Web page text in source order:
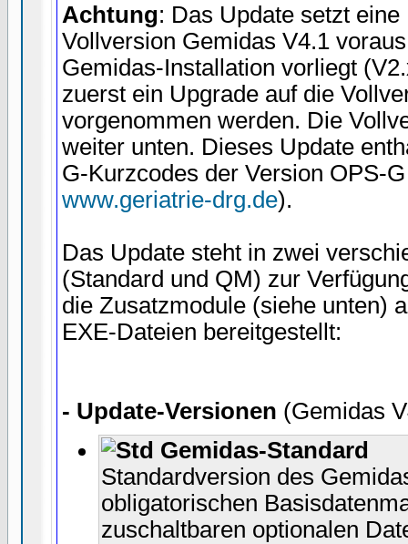
Achtung: Das Update setzt
Vollversion Gemidas V4.1
Gemidas-Installation vorliegt
zuerst ein Upgrade auf die
vorgenommen werden. Die
weiter unten. Dieses Update
G-Kurzcodes der Version OPS-
www.geriatrie-drg.de).
Das Update steht in zwei
(Standard und QM) zur
die Zusatzmodule (siehe unten)
EXE-Dateien bereitgestellt:
- Update-Versionen (Gemidas
Gemidas-Standard
Standardversion des
obligatorischen
zuschaltbaren optionalen